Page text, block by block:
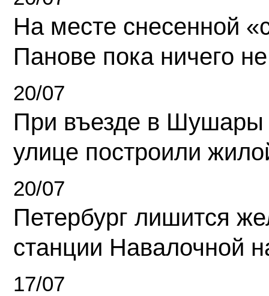
На месте снесенной
Панове пока ничего
20/07
При въезде в Шушары
улице построили
20/07
Петербург лишится
станции Навалочной
17/07